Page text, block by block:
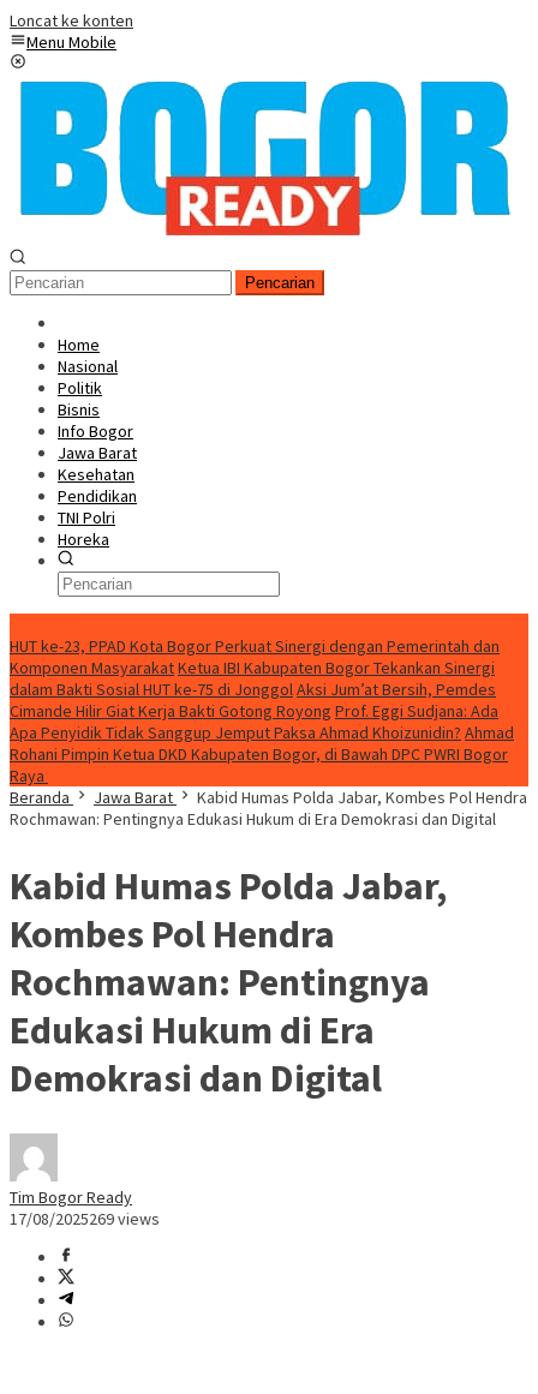
Loncat ke konten
Menu Mobile
Pencarian
Home
Nasional
Politik
Bisnis
Info Bogor
Jawa Barat
Kesehatan
Pendidikan
TNI Polri
Horeka
HUT ke-23, PPAD Kota Bogor Perkuat Sinergi dengan Pemerintah dan
Komponen MasyarakatKetua IBI Kabupaten Bogor Tekankan Sinergi
dalam Bakti Sosial HUT ke-75 di JonggolAksi Jum’at Bersih, Pemdes
Cimande Hilir Giat Kerja Bakti Gotong Royong Prof. Eggi Sudjana: Ada
Apa Penyidik Tidak Sanggup Jemput Paksa Ahmad Khoizunidin? Ahmad
Rohani Pimpin Ketua DKD Kabupaten Bogor, di Bawah DPC PWRI Bogor
Raya
Beranda
Jawa Barat
Kabid Humas Polda Jabar, Kombes Pol Hendra
Rochmawan: Pentingnya Edukasi Hukum di Era Demokrasi dan Digital
Kabid Humas Polda Jabar,
Kombes Pol Hendra
Rochmawan: Pentingnya
Edukasi Hukum di Era
Demokrasi dan Digital
Tim Bogor Ready
17/08/2025269 views